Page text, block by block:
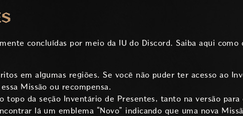
concluídas por meio da IU do Discord. Saiba aqui como
em algumas regiões. Se você não puder ter acesso ao
Missão ou recompensa.
topo da seção Inventário de Presentes, tanto na versão para
lá um emblema “Novo” indicando que uma nova